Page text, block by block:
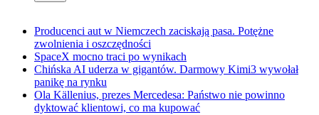
Producenci aut w Niemczech zaciskają pasa. Potężne
zwolnienia i oszczędności
SpaceX mocno traci po wynikach
Chińska AI uderza w gigantów. Darmowy Kimi3 wywołał
panikę na rynku
Ola Källenius, prezes Mercedesa: Państwo nie powinno
dyktować klientowi, co ma kupować